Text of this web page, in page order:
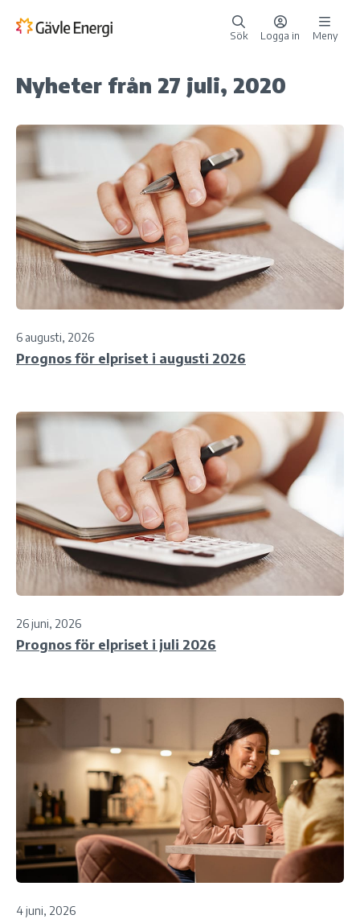
Sök Logga in Meny
Nyheter från 27 juli, 2020
6 augusti, 2026
Prognos för elpriset i augusti 2026
26 juni, 2026
Prognos för elpriset i juli 2026
4 juni, 2026